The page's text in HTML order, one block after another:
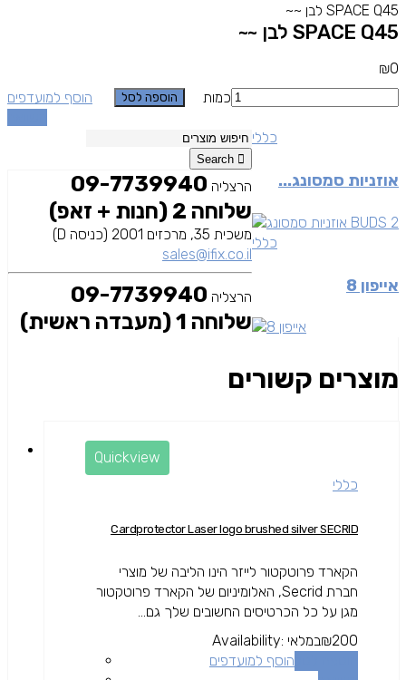
SPACE Q45 לבן ~~
SPACE Q45 לבן ~~
₪0
כמות
הוספה לסל
הוסף למועדפים
כללי
אוזניות סמסונג...
כללי
אייפון 8
מוצרים קשורים
Quickview
כללי
Cardprotector Laser logo brushed silver SECRID
הקארד פרוטקטור לייזר הינו הליבה של מוצרי
חברת Secrid, האלומיניום של הקארד פרוטקטור
מגן על כל הכרטיסים החשובים שלך גם...
₪200
Availability: במלאי
הוסף למועדפים
Search
הרצליה 09-7739940
שלוחה 2 (חנות + זאפ)
משכית 35, מרכזים 2001 (כניסה D)
sales@ifix.co.il
הרצליה 09-7739940
שלוחה 1 (מעבדה ראשית)